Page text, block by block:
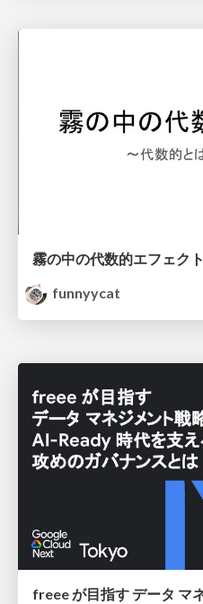
霧の中の代数的エフェクト
funnyycat